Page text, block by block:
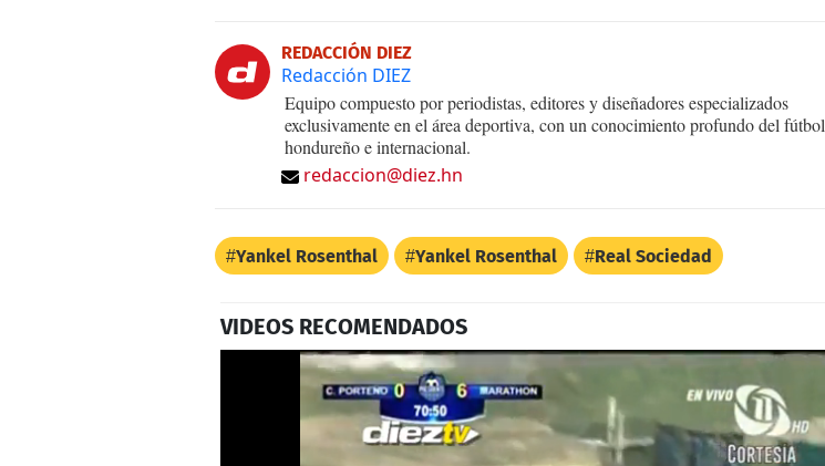
REDACCIÓN DIEZ
Redacción DIEZ
Equipo compuesto por periodistas, editores y diseñadores especializados
exclusivamente en el área deportiva, con un conocimiento profundo del fútbol
hondureño e internacional.
redaccion@diez.hn
Yankel Rosenthal Yankel Rosenthal Real Sociedad
VIDEOS RECOMENDADOS